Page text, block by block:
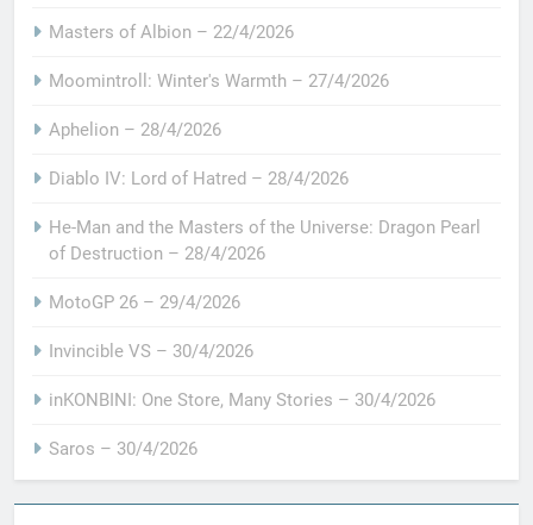
Masters of Albion – 22/4/2026
Moomintroll: Winter's Warmth – 27/4/2026
Aphelion – 28/4/2026
Diablo IV: Lord of Hatred – 28/4/2026
He-Man and the Masters of the Universe: Dragon Pearl
of Destruction – 28/4/2026
MotoGP 26 – 29/4/2026
Invincible VS – 30/4/2026
inKONBINI: One Store, Many Stories – 30/4/2026
Saros – 30/4/2026